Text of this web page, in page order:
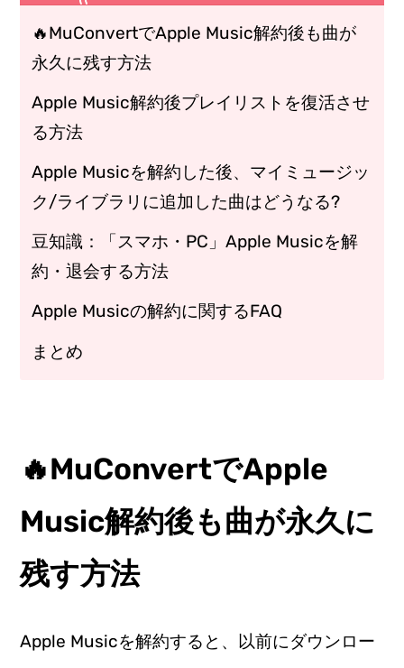
🔥MuConvertでApple Music解約後も曲が
永久に残す方法
Apple Music解約後プレイリストを復活させ
る方法
Apple Musicを解約した後、マイミュージッ
ク/ライブラリに追加した曲はどうなる?
豆知識：「スマホ・PC」Apple Musicを解
約・退会する方法
Apple Musicの解約に関するFAQ
まとめ
🔥MuConvertでApple
Music解約後も曲が永久に
残す方法
Apple Musicを解約すると、以前にダウンロー